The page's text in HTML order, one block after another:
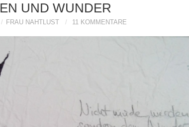
UND WUNDER
FRAU NAHTLUST 11 KOMMENTARE